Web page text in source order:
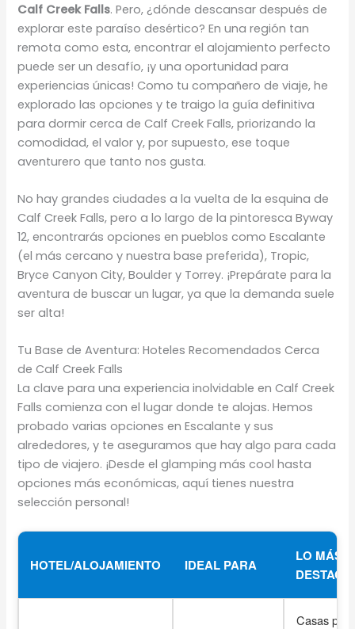
Calf Creek Falls. Pero, ¿dónde descansar después de
explorar este paraíso desértico? En una región tan
remota como esta, encontrar el alojamiento perfecto
puede ser un desafío, ¡y una oportunidad para
experiencias únicas! Como tu compañero de viaje, he
explorado las opciones y te traigo la guía definitiva
para dormir cerca de Calf Creek Falls, priorizando la
comodidad, el valor y, por supuesto, ese toque
aventurero que tanto nos gusta.
No hay grandes ciudades a la vuelta de la esquina de
Calf Creek Falls, pero a lo largo de la pintoresca Byway
12, encontrarás opciones en pueblos como Escalante
(el más cercano y nuestra base preferida), Tropic,
Bryce Canyon City, Boulder y Torrey. ¡Prepárate para la
aventura de buscar un lugar, ya que la demanda suele
ser alta!
Tu Base de Aventura: Hoteles Recomendados Cerca
de Calf Creek Falls
La clave para una experiencia inolvidable en Calf Creek
Falls comienza con el lugar donde te alojas. Hemos
probado varias opciones en Escalante y sus
alrededores, y te aseguramos que hay algo para cada
tipo de viajero. ¡Desde el glamping más cool hasta
opciones más económicas, aquí tienes nuestra
selección personal!
HOTEL/ALOJAMIENTO IDEAL PARA
LO MÁS
Casas